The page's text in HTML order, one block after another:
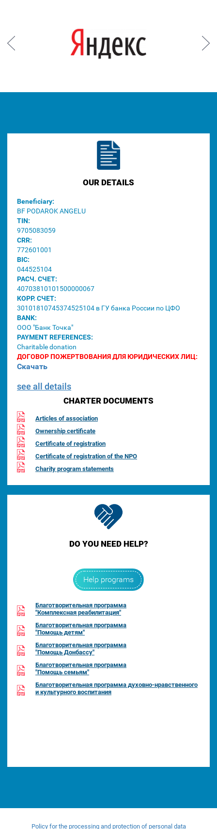
Prev Next
OUR DETAILS
Beneficiary:
BF PODAROK ANGELU
TIN:
9705083059
CRR:
772601001
BIC:
044525104
РАСЧ. СЧЕТ:
40703810101500000067
КОРР. СЧЕТ:
30101810745374525104 в ГУ банка России по ЦФО
BANK:
ООО "Банк Точка"
PAYMENT REFERENCES:
Charitable donation
ДОГОВОР ПОЖЕРТВОВАНИЯ ДЛЯ ЮРИДИЧЕСКИХ ЛИЦ:
Скачать
see all details
CHARTER DOCUMENTS
Articles of association
Ownership certificate
Certificate of registration
Certificate of registration of the NPO
Charity program statements
DO YOU NEED HELP?
Help programs
Благотворительная программа
"Комплексная реабилитация"
Благотворительная программа
"Помощь детям"
Благотворительная программа
"Помощь Донбассу"
Благотворительная программа
"Помощь семьям"
Благотворительная программа духовно-нравственного
и культурного воспитания
Policy for the processing and protection of personal data